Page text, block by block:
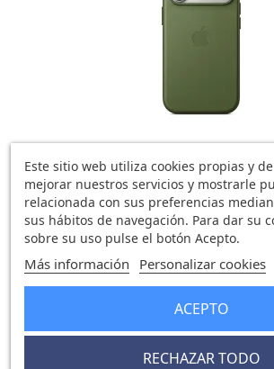
Funda MagSafe IPhone
64,18 €
0
Este sitio web utiliza cookies propias y
mejorar nuestros servicios y mostrarle
relacionada con sus preferencias
sus hábitos de navegación. Para dar su
sobre su uso pulse el botón Acepto.
Más información Personalizar cookies
RECHAZAR TODO
ACEPTO